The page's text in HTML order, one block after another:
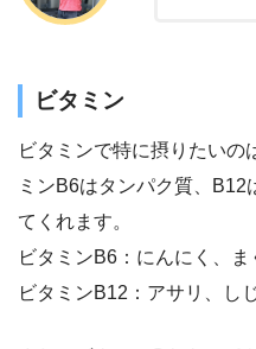
ビタミン
ビタミンで特に摂りたいの
ミンB6はタンパク質、B12
てくれます。
ビタミンB6：にんにく、
ビタミンB12：アサリ、し